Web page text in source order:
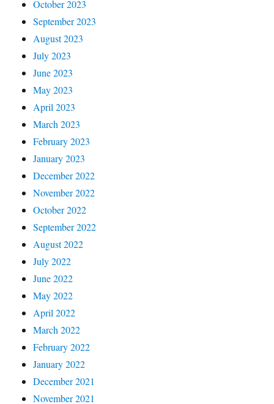
October 2023
September 2023
August 2023
July 2023
June 2023
May 2023
April 2023
March 2023
February 2023
January 2023
December 2022
November 2022
October 2022
September 2022
August 2022
July 2022
June 2022
May 2022
April 2022
March 2022
February 2022
January 2022
December 2021
November 2021